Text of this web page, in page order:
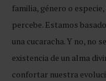
familia, género o
percebe. Estamos
una cucaracha. Y no, no
existencia de un alma
confortar nuestra